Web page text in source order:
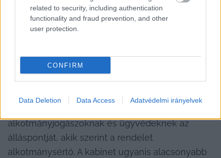
related to security, including authentication
functionality and fraud prevention, and other
user protection.
CONFIRM
Data Deletion Data Access Adatvédelmi irányelvek
középpontjába, mert a kormány egy kedd este
meghozott – veszélyhelyzeti –
illeti meg jogvédelem. Tömegek nem fognak
emiatt utcára vonulni Magyarországon, de az
ügy súlyát jelzi, hogy a kormánykritikussággal
alkotmányjogászoknak és ügyvédeknek az
álláspontját, akik szerint a rendelet
alkotmánysértő. A kabinet ugyanis alacsonyabb